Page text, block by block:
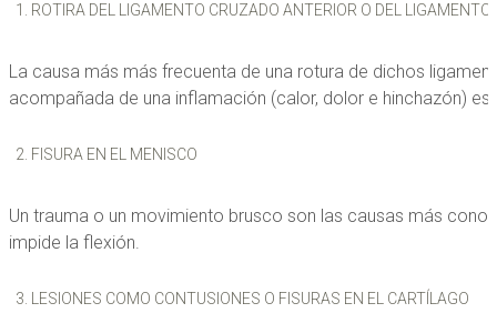
ROTIRA DEL LIGAMENTO CRUZADO ANTERIOR O DEL
La causa más más frecuenta de una rotura de dichos
acompañada de una inflamación (calor, dolor e hinchazón)
FISURA EN EL MENISCO
Un trauma o un movimiento brusco son las causas más
impide la flexión.
LESIONES COMO CONTUSIONES O FISURAS EN EL CARTÍLAGO